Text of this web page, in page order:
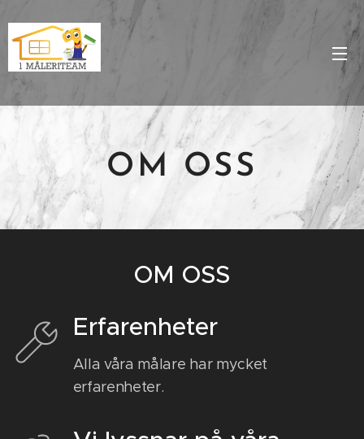
OM OSS
OM OSS
Erfarenheter
Alla våra målare har mycket
erfarenheter.